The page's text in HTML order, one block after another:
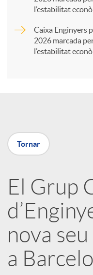
X
r
x
e
l’estabilitat
Caixa Enginyers
2026 marcada
l’estabilitat
Tornar
El Grup
nova
a